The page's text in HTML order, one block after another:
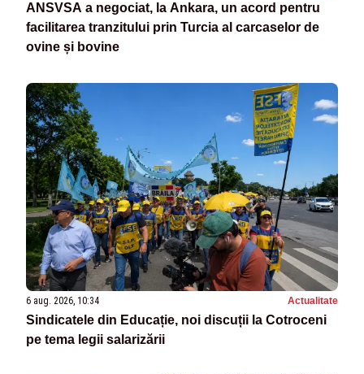
ANSVSA a negociat, la Ankara, un acord pentru
facilitarea tranzitului prin Turcia al carcaselor de
ovine și bovine
6 aug. 2026, 10:34 Actualitate
Sindicatele din Educație, noi discuții la Cotroceni
pe tema legii salarizării